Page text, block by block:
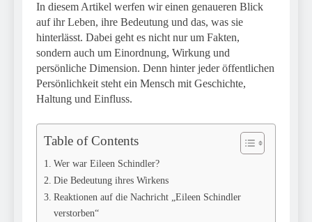
In diesem Artikel werfen wir einen genaueren Blick
auf ihr Leben, ihre Bedeutung und das, was sie
hinterlässt. Dabei geht es nicht nur um Fakten,
sondern auch um Einordnung, Wirkung und
persönliche Dimension. Denn hinter jeder öffentlichen
Persönlichkeit steht ein Mensch mit Geschichte,
Haltung und Einfluss.
Table of Contents
Wer war Eileen Schindler?
Die Bedeutung ihres Wirkens
Reaktionen auf die Nachricht „Eileen Schindler
verstorben“